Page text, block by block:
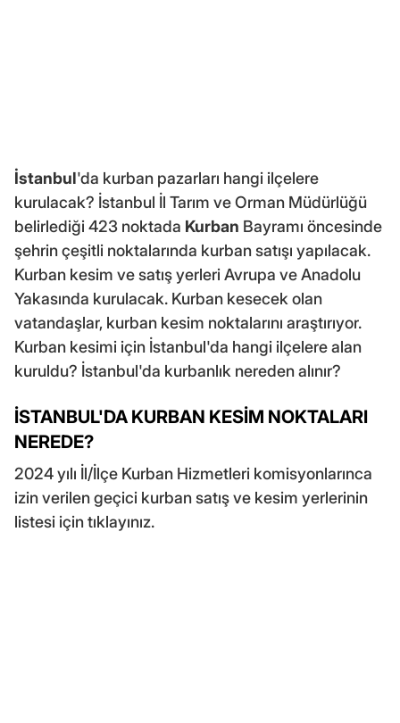
İstanbul'da kurban pazarları hangi ilçelere
kurulacak? İstanbul İl Tarım ve Orman Müdürlüğü
belirlediği 423 noktada Kurban Bayramı öncesinde
şehrin çeşitli noktalarında kurban satışı yapılacak.
Kurban kesim ve satış yerleri Avrupa ve Anadolu
Yakasında kurulacak. Kurban kesecek olan
vatandaşlar, kurban kesim noktalarını araştırıyor.
Kurban kesimi için İstanbul'da hangi ilçelere alan
kuruldu? İstanbul'da kurbanlık nereden alınır?
İSTANBUL'DA KURBAN KESİM NOKTALARI
NEREDE?
2024 yılı İl/İlçe Kurban Hizmetleri komisyonlarınca
izin verilen geçici kurban satış ve kesim yerlerinin
listesi içintıklayınız.